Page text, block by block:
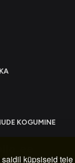
küpsiseid teie
KOGUMINE